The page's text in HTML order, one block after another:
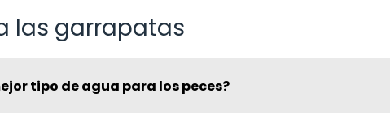
las garrapatas
tipo de agua para los peces?